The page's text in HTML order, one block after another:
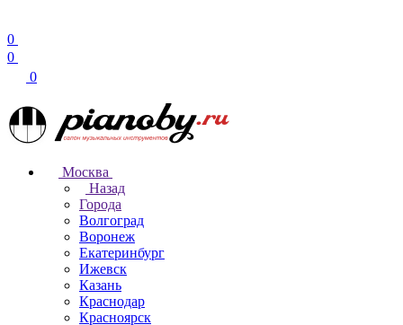
0
0
0
Москва
Назад
Города
Волгоград
Воронеж
Екатеринбург
Ижевск
Казань
Краснодар
Красноярск